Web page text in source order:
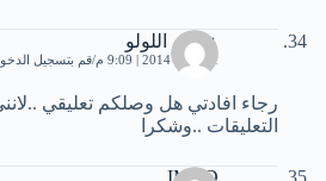
عصام اللولو
11 يناير، 2014 | 9:09 م قم بتسجيل
رجاء افادتي هل وصلكم تعليقي
التعليقات ..وشكرا
IMAD